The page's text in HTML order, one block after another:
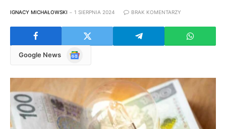
IGNACY MICHAŁOWSKI 1 SIERPNIA 2024 BRAK KOMENTARZY
Google News
Google